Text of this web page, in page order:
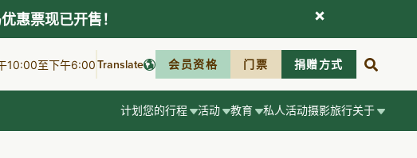
10:00至下午6:00Translate 会员资格 门票 捐赠方式
计划您的行程 活动 教育 私人活动摄影旅行关于
惠票现已开售！